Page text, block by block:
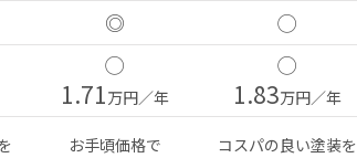
◎ ◯
◯
1.71万円／年
◯
1.83万円／年
お手頃価格で
コスパの良い塗装を